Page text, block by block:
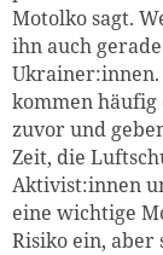
Motolko sagt.
ihn auch
kommen
zuvor und
Zeit, die
Aktivist:innen
eine wichtige
Risiko ein, aber